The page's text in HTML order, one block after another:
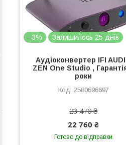
–3% Залишилось 25 днів
Аудіоконвертер IFI
ZEN One Studio ,
роки
2580696697
23 470 ₴
22 760 ₴
Готово до відправки